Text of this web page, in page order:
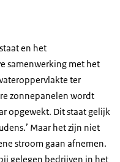
en het
samenwerking met het
ter
zonnepanelen wordt
opgewekt. Dit staat gelijk
Maar het zijn niet
stroom gaan afnemen.
gelegen bedrijven in het